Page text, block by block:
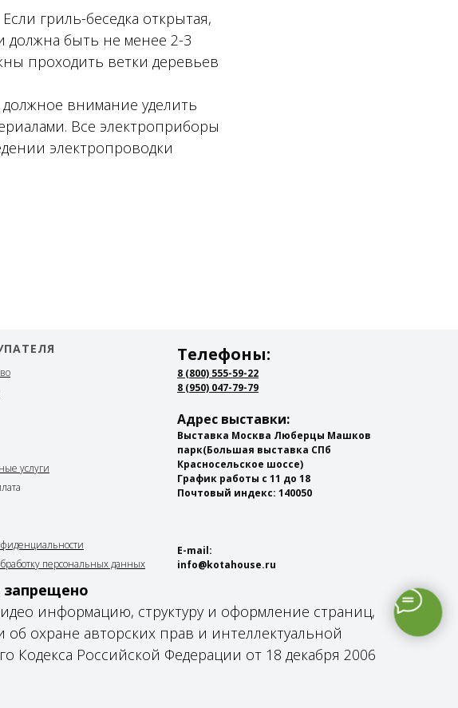
гриль-беседка открытая,
должна быть не менее 2-3
проходить ветки деревьев
внимание уделить
Все электроприборы
электропроводки
услуги
персональных данных
Телефоны:
8 (800) 555-59-22
8 (950) 047-79-79
Адрес выставки:
Выставка Москва Люберцы Машков
парк(Большая выставка СПб
Красносельское шоссе)
График работы с 11 до 18
Почтовый индекс: 140050
E-mail:
info@kotahouse.ru
запрещено
информацию, структуру и оформление страниц,
охране авторских прав и интеллектуальной
Кодекса Российской Федерации от 18 декабря 2006